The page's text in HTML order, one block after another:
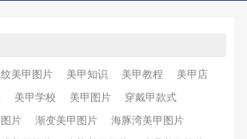
美甲图片 美甲知识 美甲教程 美甲店
美甲学校 美甲图片 穿戴甲款式
片 渐变美甲图片 海豚湾美甲图片